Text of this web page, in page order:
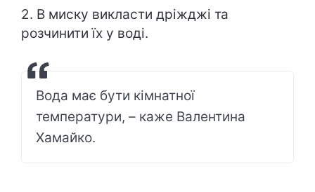
2. В миску викласти дріжджі та
розчинити їх у воді.
Вода має бути кімнатної
температури, – каже Валентина
Хамайко.